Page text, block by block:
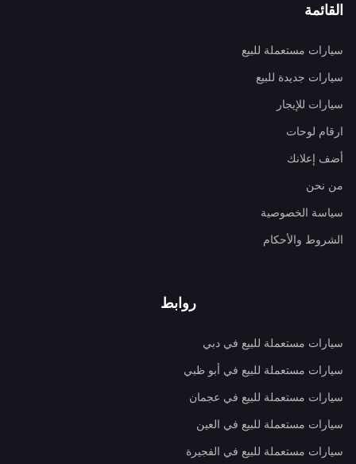
القائمة
سيارات مستعملة للبيع
سيارات جديدة للبيع
سيارات للإيجار
ارقام لوحات
أضف إعلانك
من نحن
سياسة الخصوصية
الشروط والأحكام
روابط
سيارات مستعملة للبيع في دبي
سيارات مستعملة للبيع في أبو ظبي
سيارات مستعملة للبيع في عجمان
سيارات مستعملة للبيع في العين
سيارات مستعملة للبيع في الفجيرة